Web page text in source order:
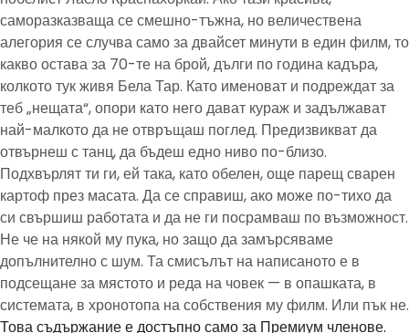
саморазказваща се смешно-тъжна, но величествена
алегория се случва само за двайсет минути в един филм, то
какво остава за 70-те на брой, дълги по година кадъра,
колкото тук живя Бела Тар. Като именоват и подреждат за
теб „нещата“, опори като него дават кураж и задължават
най-малкото да не отвръщаш поглед. Предизвикват да
отвърнеш с танц, да бъдеш едно ниво по-близо.
Подхвърлят ти ги, ей така, като обелен, още парещ сварен
картоф през масата. Да се справиш, ако може по-тихо да
си свършиш работата и да не ги посрамваш по възможност.
Не че на някой му пука, но защо да замърсяваме
допълнително с шум. Та смисълът на написаното е в
подсещане за мястото и реда на човек — в опашката, в
системата, в хронотопа на собствения му филм. Или пък не.
Това съдържание е достъпно само за Премиум членове.